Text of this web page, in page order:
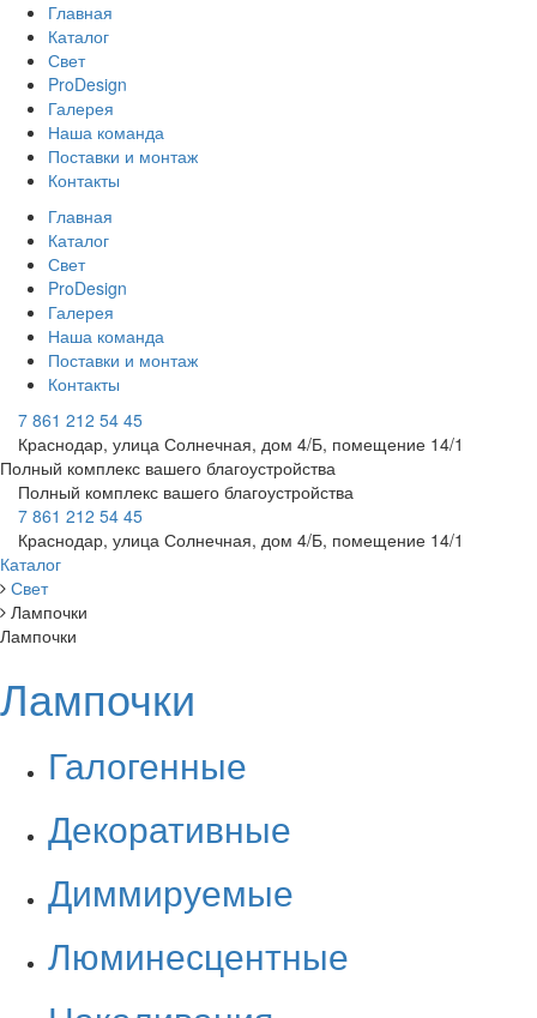
Главная
Каталог
Свет
ProDesign
Галерея
Наша команда
Поставки и монтаж
Контакты
Главная
Каталог
Свет
ProDesign
Галерея
Наша команда
Поставки и монтаж
Контакты
7 861 212 54 45
Краснодар, улица Солнечная, дом 4/Б, помещение 14/1
Полный комплекс вашего благоустройства
Полный комплекс вашего благоустройства
7 861 212 54 45
Краснодар, улица Солнечная, дом 4/Б, помещение 14/1
Каталог
Свет
Лампочки
Лампочки
Лампочки
Галогенные
Декоративные
Диммируемые
Люминесцентные